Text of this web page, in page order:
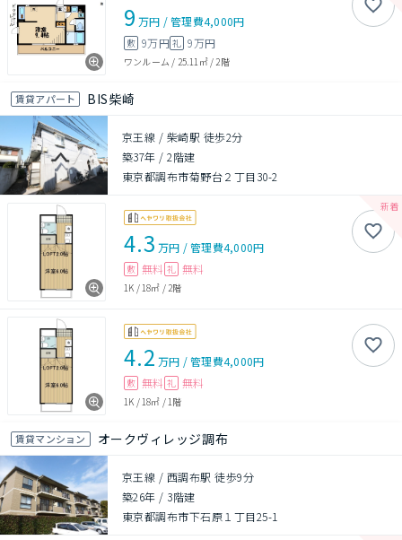
9 万円 /管理費4,000円
敷 9万円礼 9万円
ワンルーム / 25.11㎡/2階
賃貸アパート BIS柴崎
京王線 / 柴崎駅 徒歩2分
築37年 /2階建
東京都調布市菊野台２丁目30-2
4.3 万円 /管理費4,000円
敷 無料 礼 無料
1K /18㎡ /2階
4.2 万円 /管理費4,000円
敷 無料 礼 無料
1K /18㎡ /1階
賃貸マンション オークヴィレッジ調布
京王線 / 西調布駅 徒歩9分
築26年 / 3階建
東京都調布市下石原１丁目25-1